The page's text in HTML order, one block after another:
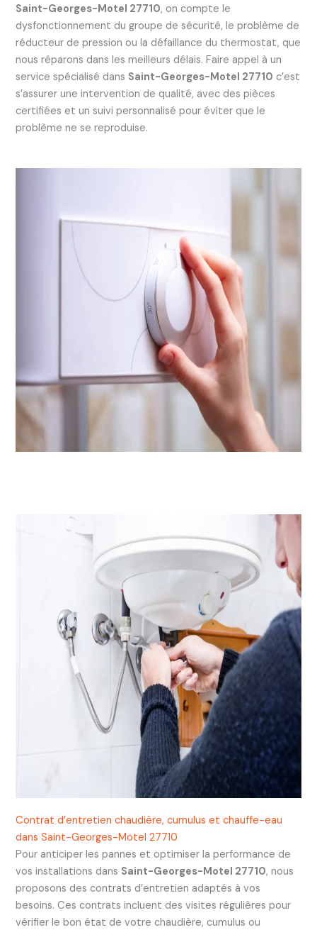
Saint-Georges-Motel 27710, on compte le
dysfonctionnement du groupe de sécurité, le problème de
réducteur de pression ou la défaillance du thermostat, que
nous réparons dans les meilleurs délais. Faire appel à un
service spécialisé dans Saint-Georges-Motel 27710 c’est
s’assurer une intervention de qualité, avec des pièces
certifiées et un suivi personnalisé pour éviter que le
problème ne se reproduise.
Contrat d’entretien chaudière, cumulus et chauffe-eau
dans Saint-Georges-Motel 27710
Pour anticiper les pannes et optimiser la performance de
vos installations dans Saint-Georges-Motel 27710, nous
proposons des contrats d’entretien adaptés à vos
besoins. Ces contrats incluent des visites régulières pour
vérifier le bon état de votre chaudière, cumulus ou